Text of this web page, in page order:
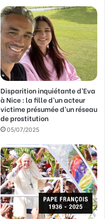
Disparition inquiétante d’Eva
à Nice : la fille d’un acteur
victime présumée d’un réseau
de prostitution
05/07/2025